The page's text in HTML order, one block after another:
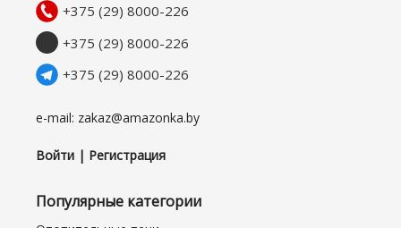
+375 (29) 8000-226
+375 (29) 8000-226
+375 (29) 8000-226
e-mail: zakaz@amazonka.by
Войти | Регистрация
Популярные категории